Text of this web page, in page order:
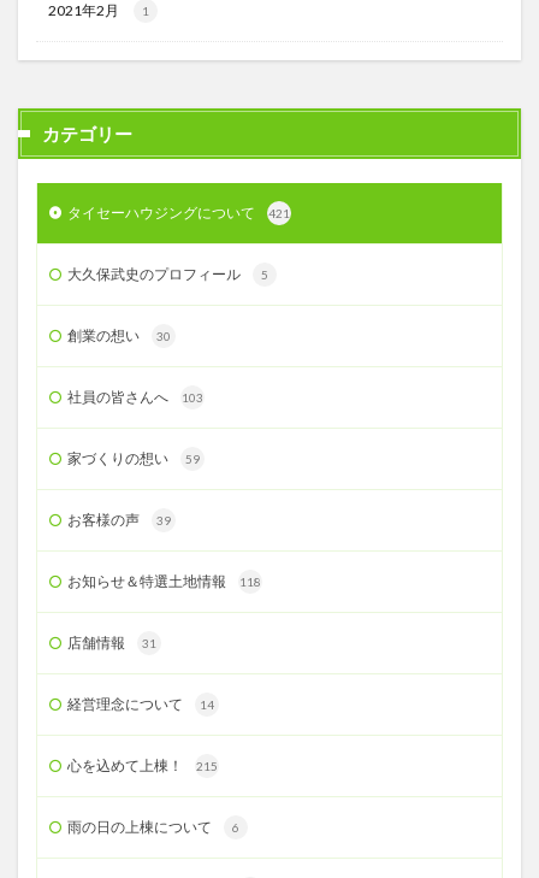
2021年2月 1
カテゴリー
タイセーハウジングについて 421
大久保武史のプロフィール 5
創業の想い 30
社員の皆さんへ 103
家づくりの想い 59
お客様の声 39
お知らせ＆特選土地情報 118
店舗情報 31
経営理念について 14
心を込めて上棟！ 215
雨の日の上棟について 6